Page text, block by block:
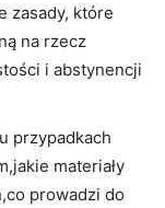
⁢zasady, które
na‌ rzecz
i abstynencji
przypadkach
materiały
prowadzi ‌do